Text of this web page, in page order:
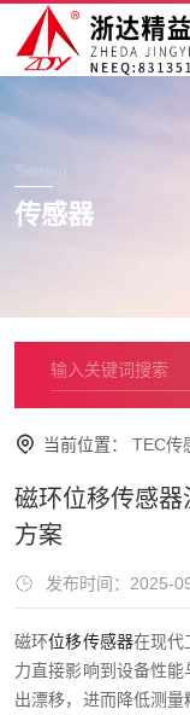
Sensor
传感器
当前位置： TEC传
磁环位移传感
方案
发布时间：2025-
磁环位移传感器在现代
力直接影响到设备性
出漂移，进而降低测